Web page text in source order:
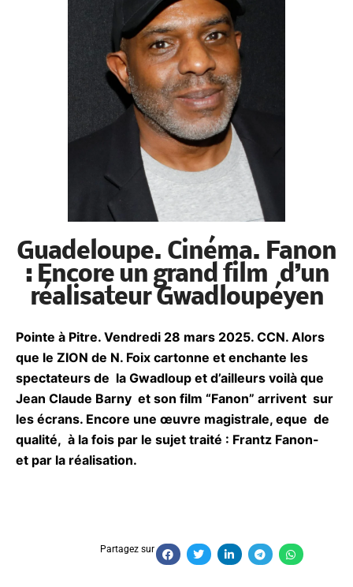
Guadeloupe. Cinéma.
Fanon : Encore un grand
film d’un réalisateur
Gwadloupéyen
ointe à Pitre. Vendredi 28 mars 2025. CCN. Alors
que le ZION de N. Foix cartonne et enchante les
spectateurs de la Gwadloup et d’ailleurs voilà que
Jean Claude Barny et son film “Fanon” arrivent
sur les écrans. Encore une œuvre magistrale,
eque de qualité, à la fois par le sujet traité :
Frantz Fanon- et par la réalisation.